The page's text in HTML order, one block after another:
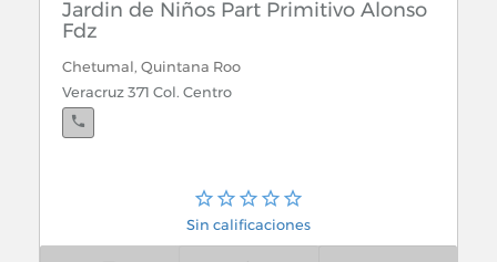
Jardin de Niños Part Primitivo Alonso
Fdz
Chetumal, Quintana Roo
Veracruz 371 Col. Centro
Sin calificaciones